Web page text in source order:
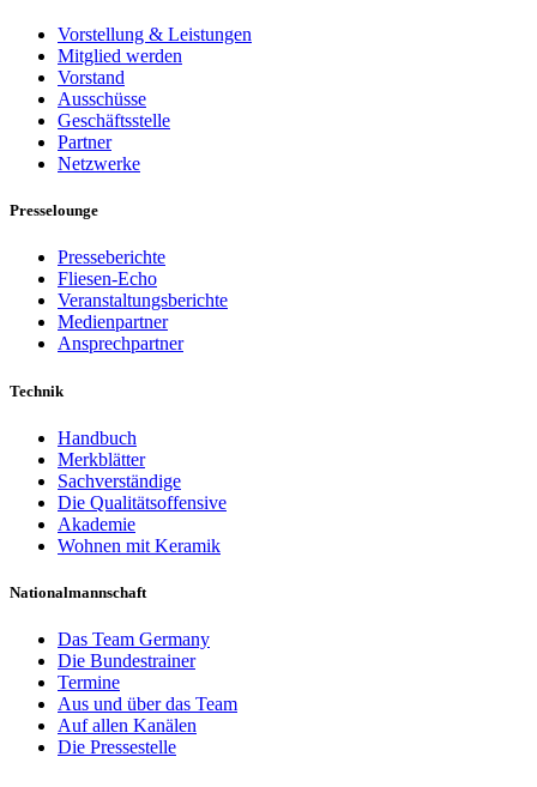
Vorstellung & Leistungen
Mitglied werden
Vorstand
Ausschüsse
Geschäftsstelle
Partner
Netzwerke
Presselounge
Presseberichte
Fliesen-Echo
Veranstaltungsberichte
Medienpartner
Ansprechpartner
Technik
Handbuch
Merkblätter
Sachverständige
Die Qualitätsoffensive
Akademie
Wohnen mit Keramik
Nationalmannschaft
Das Team Germany
Die Bundestrainer
Termine
Aus und über das Team
Auf allen Kanälen
Die Pressestelle